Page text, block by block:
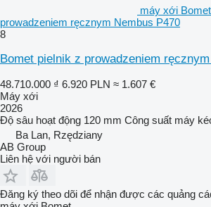
máy xới
prowadzeniem ręcznym Nembus P470
8
Bomet pielnik z prowadzeniem
48.710.000 ₫ 6.920 PLN ≈ 1.607 €
Máy xới
2026
Độ sâu hoạt động 120 mm Công suất máy
Ba Lan, Rzędziany
AB Group
Liên hệ với người bán
Đăng ký theo dõi để nhận được các quảng